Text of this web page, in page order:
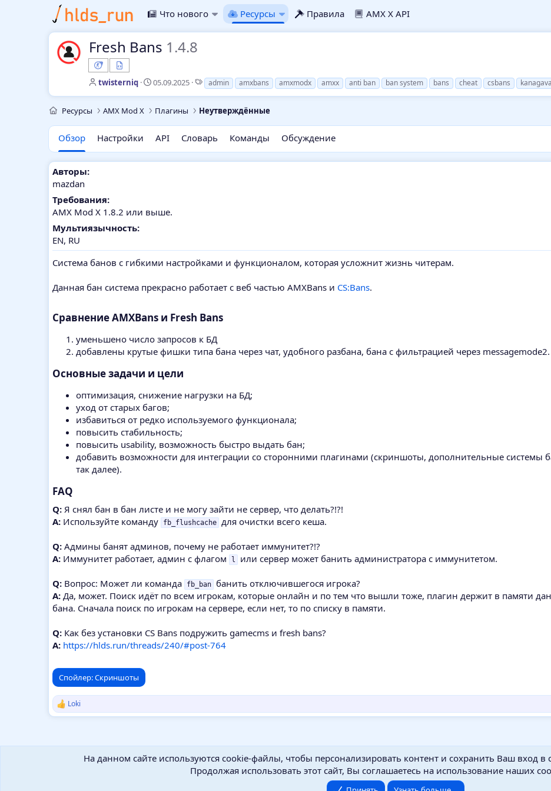
Что нового Ресурсы Правила AMX X API
Fresh Bans 1.4.8
А
о
р
twisterniq
Д
а
с
д
05.09.2025
Т
е
и
admin amxbans amxmodx amxx anti ban ban system bans cheat csbans kanagava
Ресурсы AMX Mod X Плагины Неутверждённые
Обзор Настройки API Словарь Команды Обсуждение
Авторы:
mazdan
Требования:
AMX Mod X 1.8.2 или выше.
Мультиязычность:
EN RU
Система банов с гибкими настройками и функционалом, которая усложнит жизнь читерам.
Данная бан система прекрасно работает с веб частью AMXBans и CS:Bans.
Сравнение AMXBans и Fresh Bans
уменьшено число запросов к БД
добавлены крутые фишки типа бана через чат, удобного разбана, бана с фильтрацией через messagemode2.
Основные задачи и цели
оптимизация, снижение нагрузки на БД;
уход от старых багов;
избавиться от редко используемого функционала;
повысить стабильность;
повысить usability, возможность быстро выдать бан;
добавить возможности для интеграции со сторонними плагинами (скриншоты, дополнительные системы
так далее).
FAQ
Q: Я снял бан в бан листе и не могу зайти не сервер, что делать?!?!
A: Используйте команду fb_flushcache для очистки всего кеша.
Q: Админы банят админов, почему не работает иммунитет?!?
A: Иммунитет работает, админ с флагом l или сервер может банить администратора с иммунитетом.
Q: Вопрос: Может ли команда fb_ban банить отключившегося игрока?
A: Да, может. Поиск идёт по всем игрокам, которые онлайн и по тем что вышли тоже, плагин держит в памяти
бана. Сначала поиск по игрокам на сервере, если нет, то по списку в памяти.
Q: Как без установки CS Bans подружить gamecms и fresh bans?
A: https://hlds.run/threads/240/#post-764
Спойлер:Скриншоты
Р
е
ц
Loki
На данном сайте используются cookie-файлы, чтобы персонализировать контент и сохранить Ваш вход в
Продолжая использовать этот сайт, Вы соглашаетесь на использование наших